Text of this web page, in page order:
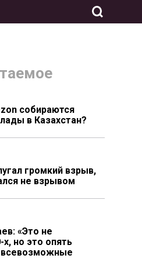
собираются
в Казахстан?
громкий взрыв,
не взрывом
«Это не
но это опять